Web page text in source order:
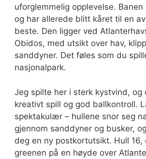
uforglemmelig opplevelse. Banen
og har allerede blitt kåret til en
beste. Den ligger ved
Obidos, med utsikt over hav,
sanddyner. Det føles som du
nasjonalpark.
Jeg spilte her i sterk kystvind, og
kreativt spill og god ballkontroll.
spektakulær – hullene snor seg
gjennom sanddyner og busker,
deg en ny postkortutsikt. Hull 16,
greenen på en høyde over